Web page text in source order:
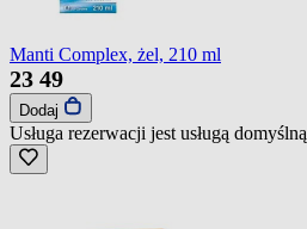
Manti Complex, żel, 210 ml
23 49
Dodaj
Usługa rezerwacji jest usługą domyślną